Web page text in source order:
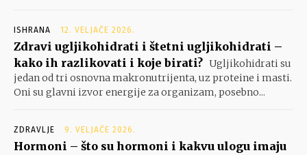
ISHRANA 12. VELJAČE 2026.
Zdravi ugljikohidrati i štetni ugljikohidrati –
kako ih razlikovati i koje birati? Ugljikohidrati su
jedan od tri osnovna makronutrijenta, uz proteine i masti.
Oni su glavni izvor energije za organizam, posebno...
ZDRAVLJE 9. VELJAČE 2026.
Hormoni – što su hormoni i kakvu ulogu imaju